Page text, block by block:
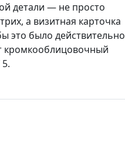
детали — не просто
а визитная карточка
это было действительно
кромкооблицовочный